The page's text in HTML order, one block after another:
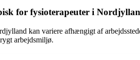
for fysioterapeuter i
kan variere afhængigt af
arbejdsmiljø.